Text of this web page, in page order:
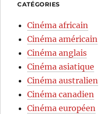
CATÉGORIES
Cinéma africain
Cinéma américain
Cinéma anglais
Cinéma asiatique
Cinéma australien
Cinéma canadien
Cinéma européen